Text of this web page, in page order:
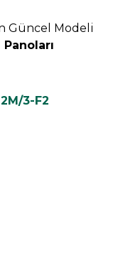
Güncel Modeli
3-F2